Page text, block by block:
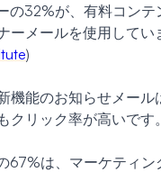
の32%が、有料コンテ
ーメールを使用してい
)
機能のお知らせメール
クリック率が高いです
67%は、マーケティン